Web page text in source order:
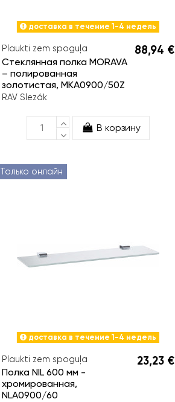
доставка в течение 1-4 недель
Plaukti zem spoguļa
Стеклянная полка MORAVA
– полированная
золотистая, MKA0900/50Z
RAV Slezák
88,94 €
В корзину
Только онлайн
доставка в течение 1-4 недель
Plaukti zem spoguļa
Полка NIL 600 мм -
хромированная,
NLA0900/60
23,23 €